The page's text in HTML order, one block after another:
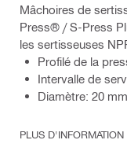
Mâchoires de
Press® / S-Press
les sertisseuses
Profilé de la
Intervalle de
Diamètre: 20 mm
PLUS D'INFORMATION